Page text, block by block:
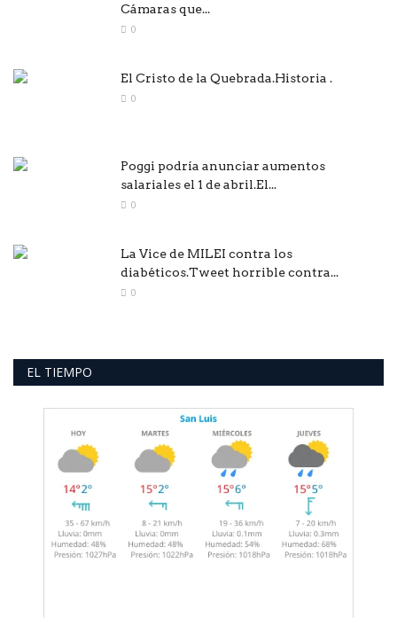
Cámaras que...
0
El Cristo de la Quebrada.Historia .
0
Poggi podría anunciar aumentos
salariales el 1 de abril.El...
0
La Vice de MILEI contra los
diabéticos.Tweet horrible contra...
0
EL TIEMPO